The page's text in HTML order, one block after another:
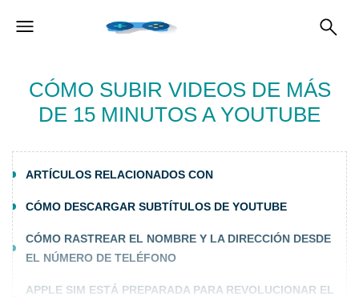
CÓMO SUBIR VIDEOS DE MÁS
DE 15 MINUTOS A YOUTUBE
ARTÍCULOS RELACIONADOS CON
CÓMO DESCARGAR SUBTÍTULOS DE YOUTUBE
CÓMO RASTREAR EL NOMBRE Y LA DIRECCIÓN DESDE
EL NÚMERO DE TELÉFONO
APPLE SIM ESTÁ PREPARADA PARA REVOLUCIONAR EL